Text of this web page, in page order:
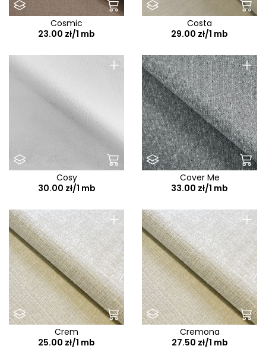
Cosmic
23.00 zł/1 mb
Costa
29.00 zł/1 mb
+
Cosy
30.00 zł/1 mb
+
Cover Me
33.00 zł/1 mb
+
Crem
25.00 zł/1 mb
+
Cremona
27.50 zł/1 mb